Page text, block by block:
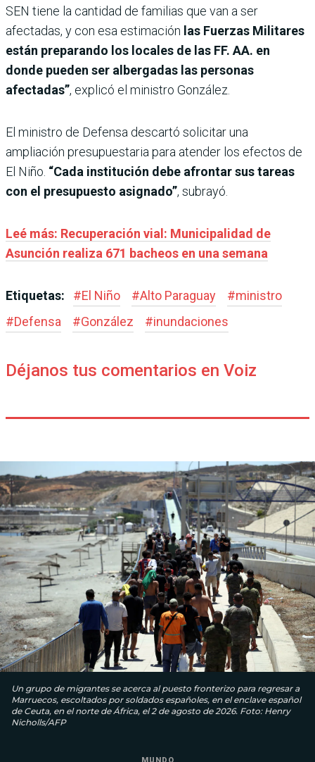
SEN tiene la cantidad de familias que van a ser
afectadas, y con esa estimación las Fuerzas Militares
están preparando los locales de las FF. AA. en
donde pueden ser albergadas las personas
afectadas”, explicó el ministro González.
El ministro de Defensa descartó solicitar una
ampliación presupuestaria para atender los efectos de
El Niño. “Cada institución debe afrontar sus tareas
con el presupuesto asignado”, subrayó.
Leé más: Recuperación vial: Municipalidad de
Asunción realiza 671 bacheos en una semana
Etiquetas: #El Niño #Alto Paraguay #ministro
#Defensa #González #inundaciones
Déjanos tus comentarios en Voiz
Un grupo de migrantes se acerca al puesto fronterizo para regresar a
Marruecos, escoltados por soldados españoles, en el enclave español
de Ceuta, en el norte de África, el 2 de agosto de 2026. Foto: Henry
Nicholls/AFP